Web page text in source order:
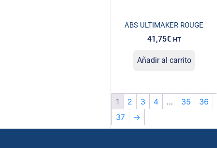
ABS ULTIMAKER ROUGE
41,75€ HT
Añadir al carrito
1 2 3 4 … 35
36
37
→